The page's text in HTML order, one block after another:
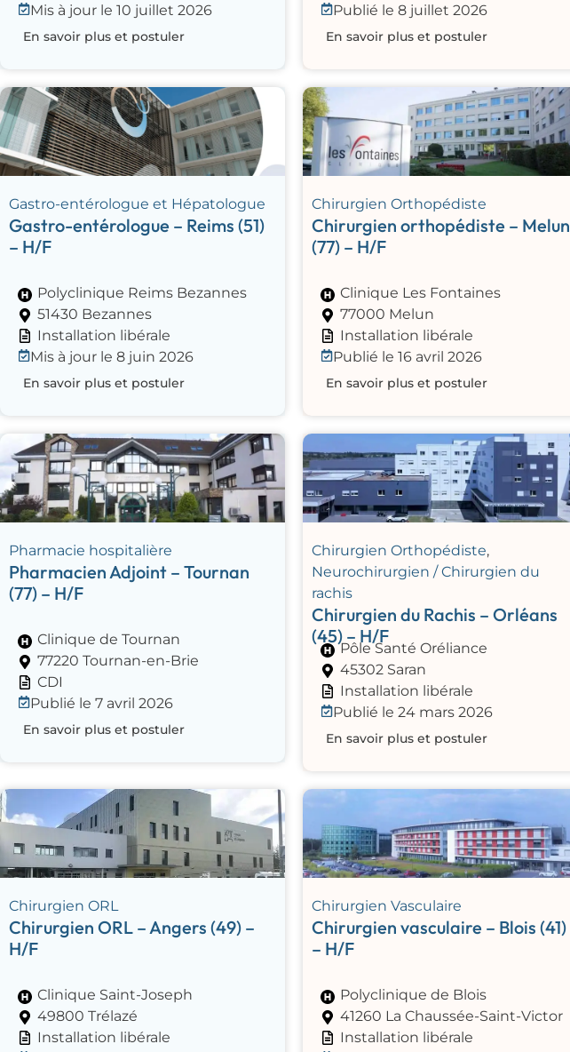
Mis à jour le 10 juillet 2026
En savoir plus et postuler
Publié le 8 juillet 2026
En savoir plus et postuler
Gastro-entérologue et Hépatologue
Gastro-entérologue – Reims (51)
– H/F
Polyclinique Reims Bezannes
51430 Bezannes
Installation libérale
Mis à jour le 8 juin 2026
En savoir plus et postuler
Chirurgien Orthopédiste
Chirurgien orthopédiste – Melun
(77) – H/F
Clinique Les Fontaines
77000 Melun
Installation libérale
Publié le 16 avril 2026
En savoir plus et postuler
Pharmacie hospitalière
Pharmacien Adjoint – Tournan
(77) – H/F
Clinique de Tournan
77220 Tournan-en-Brie
CDI
Publié le 7 avril 2026
En savoir plus et postuler
Chirurgien Orthopédiste,
Neurochirurgien / Chirurgien du
rachis
Chirurgien du Rachis – Orléans
(45) – H/F
Pôle Santé Oréliance
45302 Saran
Installation libérale
Publié le 24 mars 2026
En savoir plus et postuler
Chirurgien ORL
Chirurgien ORL – Angers (49) –
H/F
Clinique Saint-Joseph
49800 Trélazé
Installation libérale
Chirurgien Vasculaire
Chirurgien vasculaire – Blois (41)
– H/F
Polyclinique de Blois
41260 La Chaussée-Saint-Victor
Installation libérale